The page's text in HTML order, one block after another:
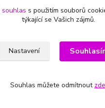
souhlas s použitím souborů
týkající se Vašich zájmů.
Nastavení
Souhlas můžete odmítnout zde